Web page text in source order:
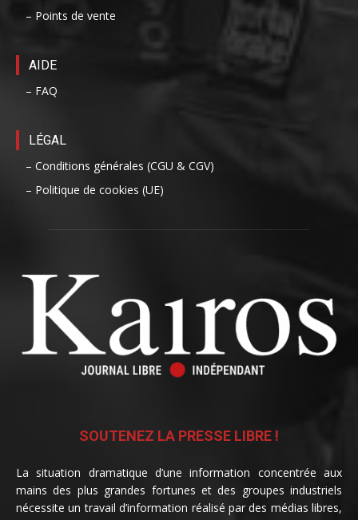
– Points de vente
AIDE
– FAQ
LÉGAL
– Conditions générales (CGU & CGV)
– Politique de cookies (UE)
SOUTENEZ LA PRESSE LIBRE !
La situation dramatique d’une information concentrée aux
mains des plus grandes fortunes et des groupes industriels
nécessite un travail d’information réalisé par des médias libres,